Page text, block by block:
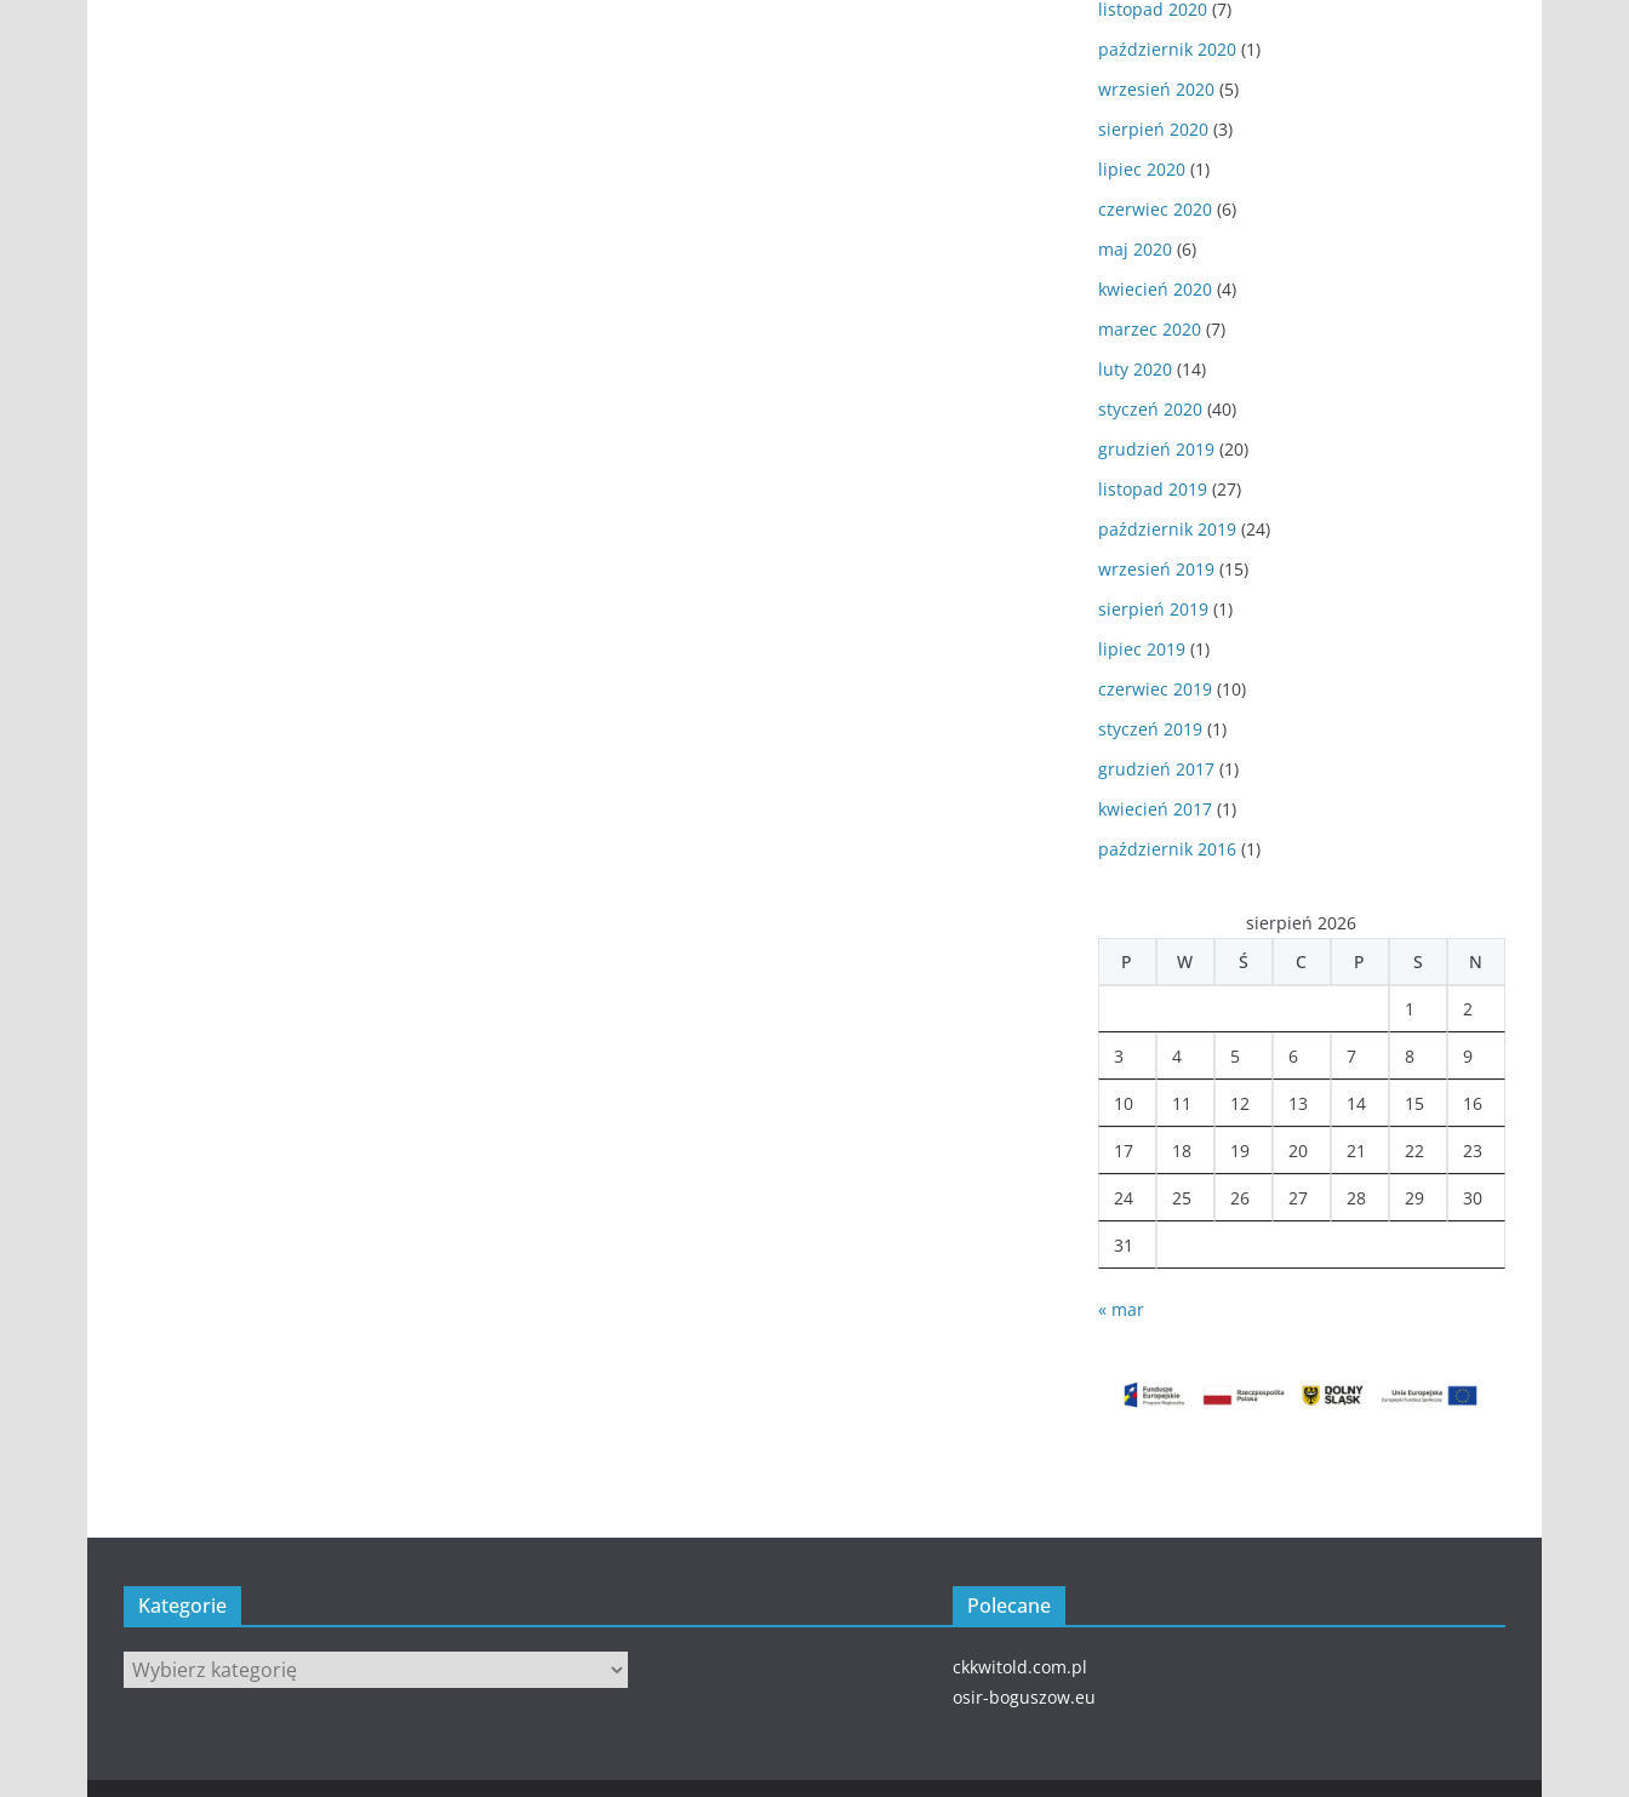
listopad 2020(7)
październik 2020(1)
wrzesień 2020(5)
sierpień 2020(3)
lipiec 2020(1)
czerwiec 2020(6)
maj 2020(6)
kwiecień 2020(4)
marzec 2020(7)
luty 2020(14)
styczeń 2020(40)
grudzień 2019(20)
listopad 2019(27)
październik 2019(24)
wrzesień 2019(15)
sierpień 2019(1)
lipiec 2019(1)
czerwiec 2019(10)
styczeń 2019(1)
grudzień 2017(1)
kwiecień 2017(1)
październik 2016(1)
sierpień 2026
P
W Ś C P S N
1 2
3 4 5 6 7 8 9
10 11 12 13 14 15 16
17 18 19 20 21 22 23
24 25 26 27 28 29 30
31
« mar
Kategorie
Kategorie
Polecane
ckkwitold.com.pl
osir-boguszow.eu